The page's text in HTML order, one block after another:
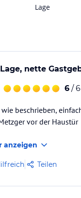
Lage
nette
6 / 6
beschrieben,
vor der Haustür
anzeigen
Teilen